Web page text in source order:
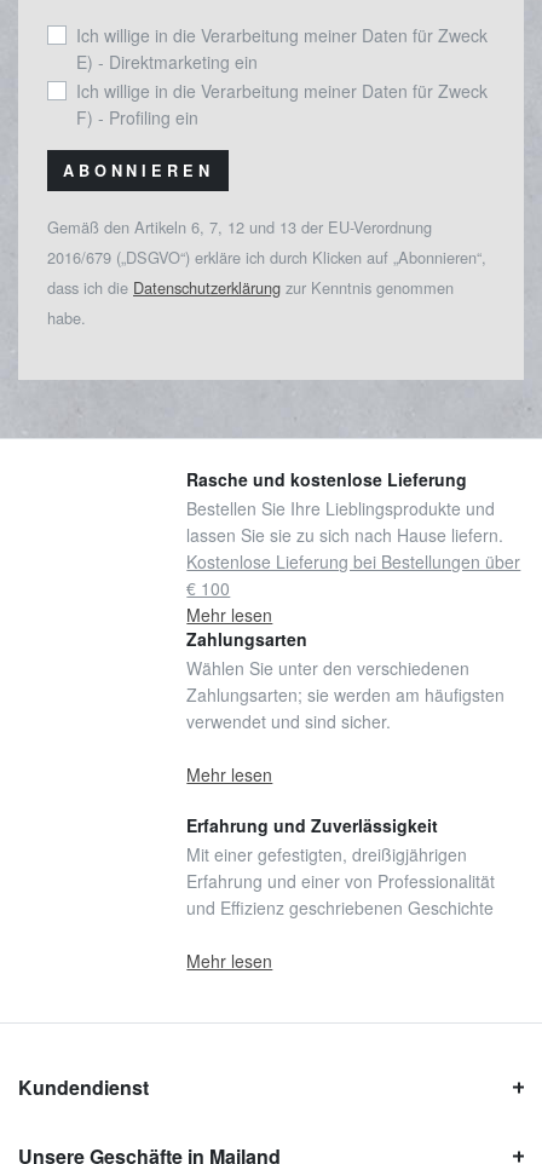
Ich willige in die Verarbeitung meiner Daten für Zweck
E) - Direktmarketing ein
Ich willige in die Verarbeitung meiner Daten für Zweck
F) - Profiling ein
ABONNIEREN
Gemäß den Artikeln 6, 7, 12 und 13 der EU-Verordnung
2016/679 („DSGVO“) erkläre ich durch Klicken auf „Abonnieren“,
dass ich die Datenschutzerklärung zur Kenntnis genommen
habe.
Rasche und kostenlose Lieferung
Bestellen Sie Ihre Lieblingsprodukte und
lassen Sie sie zu sich nach Hause liefern.
Kostenlose Lieferung bei Bestellungen über
€ 100
Mehr lesen
Zahlungsarten
Wählen Sie unter den verschiedenen
Zahlungsarten; sie werden am häufigsten
verwendet und sind sicher.
Mehr lesen
Erfahrung und Zuverlässigkeit
Mit einer gefestigten, dreißigjährigen
Erfahrung und einer von Professionalität
und Effizienz geschriebenen Geschichte
Mehr lesen
Kundendienst
Unsere Geschäfte in Mailand